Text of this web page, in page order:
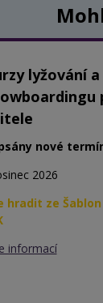
lyžování a
nové
2026
hradit ze Šablon
informací